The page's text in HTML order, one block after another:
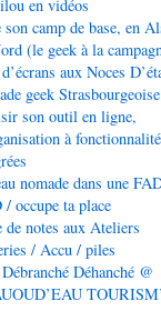
en vidéos
son camp de base, en
(le geek à la
aux Noces
geek Strasbourgeoise
son outil en ligne,
à
nomade dans une
occupe ta place
de notes aux Ateliers
/ Accu / piles
Déhanché @